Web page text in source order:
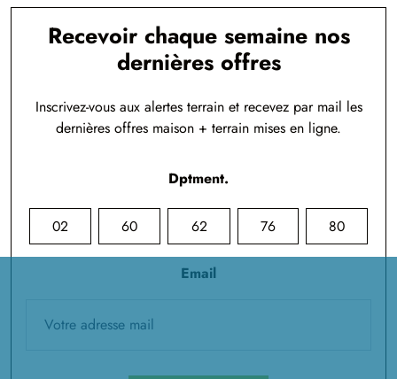
Recevoir chaque semaine nos
dernières offres
Inscrivez-vous aux alertes terrain et recevez par mail les
dernières offres maison + terrain mises en ligne.
Dptment.
02 60 62 76 80
Email